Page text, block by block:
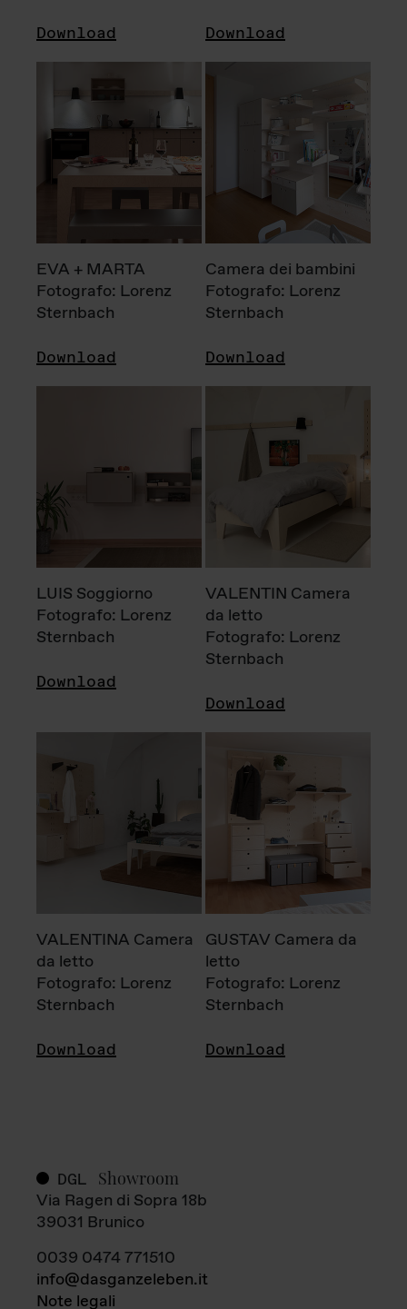
Download Download
EVA + MARTA
Fotografo: Lorenz
Sternbach
Download
Camera dei bambini
Fotografo: Lorenz
Sternbach
Download
LUIS Soggiorno
Fotografo: Lorenz
Sternbach
Download
VALENTIN Camera
da letto
Fotografo: Lorenz
Sternbach
Download
VALENTINA Camera
da letto
Fotografo: Lorenz
Sternbach
Download
GUSTAV Camera da
letto
Fotografo: Lorenz
Sternbach
Download
DGL Showroom
Via Ragen di Sopra 18b
39031 Brunico
0039 0474 771510
info@dasganzeleben.it
Note legali